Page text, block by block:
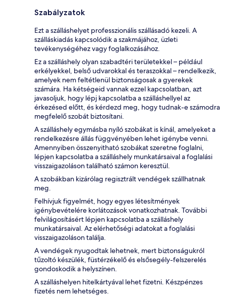
Szabályzatok
Ezt a szálláshelyet professzionális szállásadó kezeli. A
szálláskiadás kapcsolódik a szakmájához, üzleti
tevékenységéhez vagy foglalkozásához.
Ez a szálláshely olyan szabadtéri területekkel – például
erkélyekkel, belső udvarokkal és teraszokkal – rendelkezik,
amelyek nem feltétlenül biztonságosak a gyerekek
számára. Ha kétségeid vannak ezzel kapcsolatban, azt
javasoljuk, hogy lépj kapcsolatba a szálláshellyel az
érkezésed előtt, és kérdezd meg, hogy tudnak-e számodra
megfelelő szobát biztosítani.
A szálláshely egymásba nyíló szobákat is kínál, amelyeket a
rendelkezésre állás függvényében lehet igénybe venni.
Amennyiben összenyitható szobákat szeretne foglalni,
lépjen kapcsolatba a szálláshely munkatársaival a foglalási
visszaigazoláson található számon keresztül.
A szobákban kizárólag regisztrált vendégek szállhatnak
meg.
Felhívjuk figyelmét, hogy egyes létesítmények
igénybevételére korlátozások vonatkozhatnak. További
felvilágosításért lépjen kapcsolatba a szálláshely
munkatársaival. Az elérhetőségi adatokat a foglalási
visszaigazoláson találja.
A vendégek nyugodtak lehetnek, mert biztonságukról
tűzoltó készülék, füstérzékelő és elsősegély-felszerelés
gondoskodik a helyszínen.
A szálláshelyen hitelkártyával lehet fizetni. Készpénzes
fizetés nem lehetséges.